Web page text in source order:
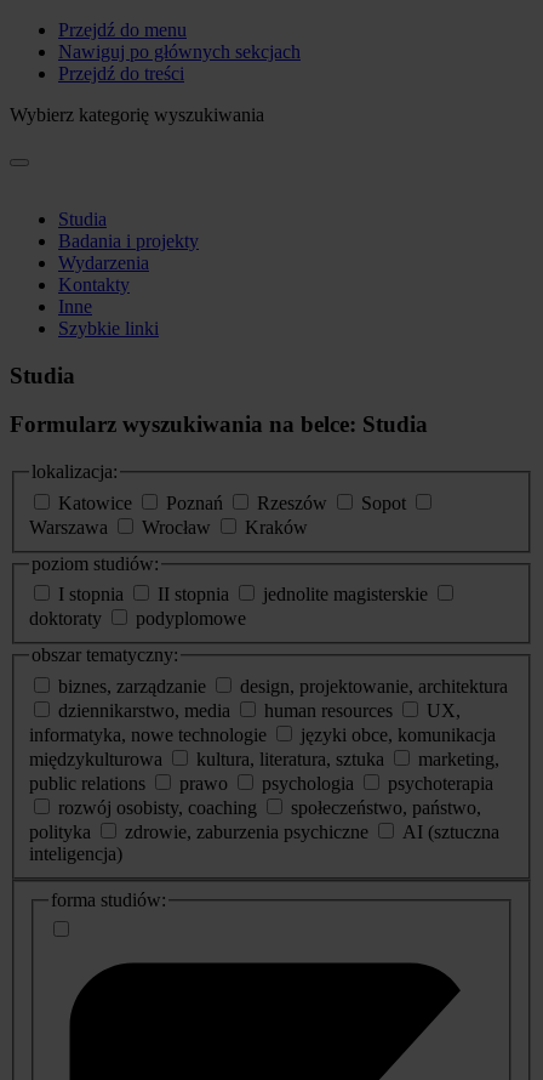
Przejdź do menu
Nawiguj po głównych sekcjach
Przejdź do treści
Wybierz kategorię wyszukiwania
Studia
Badania i projekty
Wydarzenia
Kontakty
Inne
Szybkie linki
Studia
Formularz wyszukiwania na belce: Studia
lokalizacja:
Katowice
Poznań Rzeszów
Sopot
Warszawa
Wrocław
Kraków
poziom studiów:
I stopnia
II stopnia
jednolite magisterskie
doktoraty
podyplomowe
obszar tematyczny:
biznes, zarządzanie
design, projektowanie, architektura
dziennikarstwo, media
human resources
UX,
informatyka, nowe technologie
języki obce, komunikacja
międzykulturowa
kultura, literatura, sztuka
marketing,
public relations
prawo psychologia
psychoterapia
rozwój osobisty, coaching
społeczeństwo, państwo,
polityka
zdrowie, zaburzenia psychiczne
AI (sztuczna
inteligencja)
dodatkowe
informacje
forma studiów: